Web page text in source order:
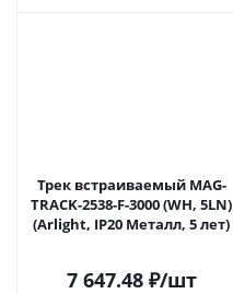
Трек встраиваемый MAG-
TRACK-2538-F-3000 (WH, 5LN)
(Arlight, IP20 Металл, 5 лет)
7 647.48₽/шт